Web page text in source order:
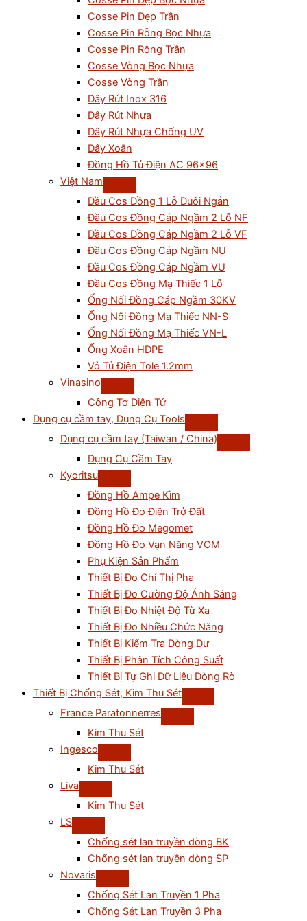
Cosse Pin Dẹp Trần
Cosse Pin Rỗng Bọc Nhựa
Cosse Pin Rỗng Trần
Cosse Vòng Bọc Nhựa
Cosse Vòng Trần
Dây Rút Inox 316
Dây Rút Nhựa
Dây Rút Nhựa Chống UV
Dây Xoắn
Đồng Hồ Tủ Điện AC 96×96
Việt Nam
Đầu Cos Đồng 1 Lỗ Đuôi Ngắn
Đầu Cos Đồng Cáp Ngầm 2 Lỗ NF
Đầu Cos Đồng Cáp Ngầm 2 Lỗ VF
Đầu Cos Đồng Cáp Ngầm NU
Đầu Cos Đồng Cáp Ngầm VU
Đầu Cos Đồng Mạ Thiếc 1 Lỗ
Ống Nối Đồng Cáp Ngầm 30KV
Ống Nối Đồng Mạ Thiếc NN-S
Ống Nối Đồng Mạ Thiếc VN-L
Ống Xoắn HDPE
Vỏ Tủ Điện Tole 1.2mm
Vinasino
Công Tơ Điện Tử
Dụng cụ cầm tay, Dụng Cụ Tools
Dụng cụ cầm tay (Taiwan / China)
Dụng Cụ Cầm Tay
Kyoritsu
Đồng Hồ Ampe Kìm
Đồng Hồ Đo Điện Trở Đất
Đồng Hồ Đo Megomet
Đồng Hồ Đo Vạn Năng VOM
Phụ Kiện Sản Phẩm
Thiết Bị Đo Chỉ Thị Pha
Thiết Bị Đo Cường Độ Ánh Sáng
Thiết Bị Đo Nhiệt Độ Từ Xa
Thiết Bị Đo Nhiều Chức Năng
Thiết Bị Kiểm Tra Dòng Dư
Thiết Bị Phân Tích Công Suất
Thiết Bị Tự Ghi Dữ Liệu Dòng Rò
Thiết Bị Chống Sét, Kim Thu Sét
France Paratonnerres
Kim Thu Sét
Ingesco
Kim Thu Sét
Liva
Kim Thu Sét
LS
Chống sét lan truyền dòng BK
Chống sét lan truyền dòng SP
Novaris
Chống Sét Lan Truyền 1 Pha
Chống Sét Lan Truyền 3 Pha